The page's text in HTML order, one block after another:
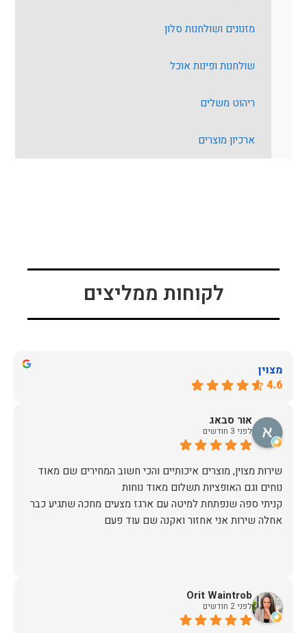
מזנונים ושולחנות סלון
שולחנות ופינות אוכל
ריהוט משלים
ארכיון מוצרים
לקוחות ממליצים
מצוין
4.6
אור סבאג
לפני 3 חודשים
שירות מצוין, מוצרים איכותיים והכי חשוב המחירים שם מאוד
קניתי ספה שנפתחת למיטה עם ארגז מצעים מחכה שתגיע כבר
אחלה שירות אני אחזור ואקנה שם עוד פעם
Orit Waintrob
לפני 2 חודשים